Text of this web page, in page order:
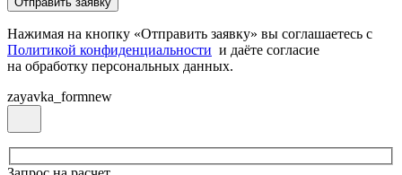
Нажимая на кнопку «Отправить заявку» вы соглашаетесь с
Политикой конфиденциальности и даёте согласие
на обработку персональных данных.
zayavka_formnew